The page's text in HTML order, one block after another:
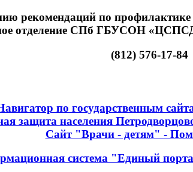
по профилактике
отделение СПб ГБУСОН «ЦСПСД
(812) 576-17-84
по государственным
защита населения
Сайт "Врачи - детям" -
система "Единый